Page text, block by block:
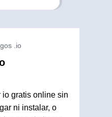
.io
gratis online sin
ni instalar, o